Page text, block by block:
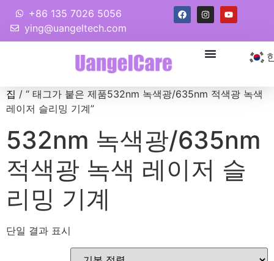
+86 135 7026 5056
ying@uangeltech.com
집 / “ 태그가 붙은 제품532nm 녹색광/635nm 적색광 녹색
레이저 슬리밍 기계”
532nm 녹색광/635nm
적색광 녹색 레이저 슬
리밍 기계
단일 결과 표시